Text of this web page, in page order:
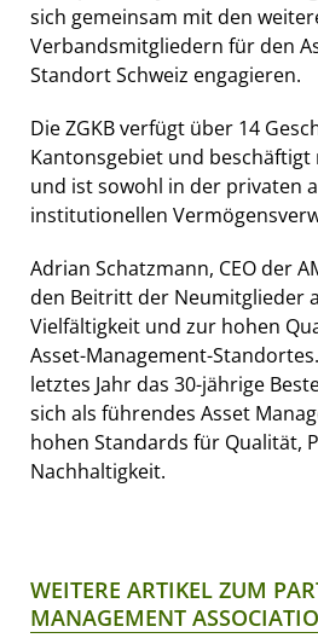
sich gemeinsam mit den
Verbandsmitgliedern für den
Standort Schweiz engagieren.
Die ZGKB verfügt über 14
Kantonsgebiet und
und ist sowohl in der privaten
institutionellen
Adrian Schatzmann, CEO der
den Beitritt der Neumitglieder
Vielfältigkeit und zur hohen
Asset-Management-
letztes Jahr das 30-jährige
sich als führendes Asset
hohen Standards für Qualität,
Nachhaltigkeit.
WEITERE ARTIKEL ZUM
MANAGEMENT